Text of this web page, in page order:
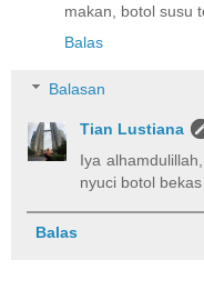
makan, botol susu
Balas
Balasan
Tian Lustiana
Iya
nyuci botol
Balas